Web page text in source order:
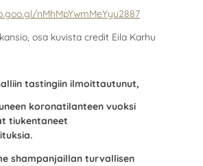
nMhMpYwmMeYyu2887
osa kuvista credit Eila Karhu
tastingiin ilmoittautunut,
koronatilanteen vuoksi
tiukentaneet
shampanjaillan turvallisen